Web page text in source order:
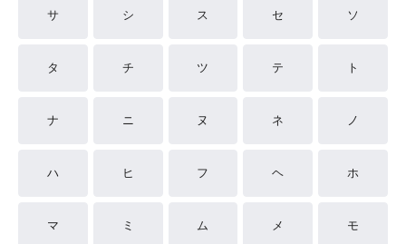
サ シ ス セ ソ
タ チ ツ テ ト
ナ ニ ヌ ネ ノ
ハ ヒ フ ヘ ホ
マ ミ ム メ モ